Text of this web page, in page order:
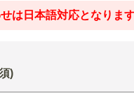
は日本語対応となります
)